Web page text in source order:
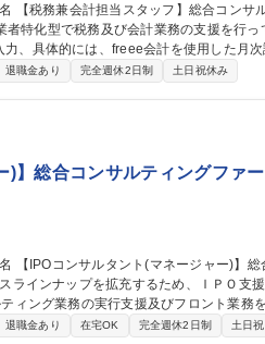
、具体的には、freee会計を使用した月
時間
退職金あり 完全週休2日制 土日祝休み
)】総合コンサルティングファ
ィング業務の実行支援及びフロント業務
退職金あり 在宅OK 完全週休2日制 土日